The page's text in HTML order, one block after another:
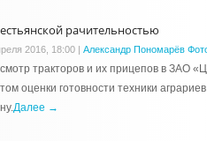
рачительностью
2016, 18:00 | Александр Пономарёв
тракторов и их прицепов в ЗАО
оценки готовности техники
Далее →